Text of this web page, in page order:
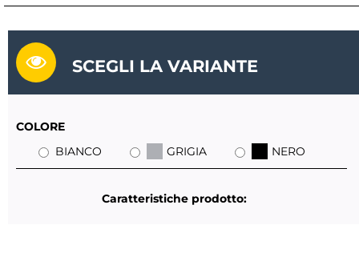
SCEGLI LA VARIANTE
COLORE
BIANCO
GRIGIA NERO
Caratteristiche prodotto: